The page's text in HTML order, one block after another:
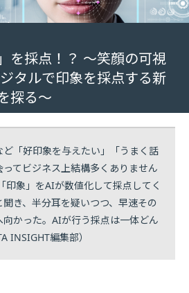
を採点！？ ～笑顔の可視
タルで印象を採点する新
探る～
「好印象を与えたい」「うまく話
てビジネス上結構多くありません
印象」をAIが数値化して採点してく
き、半分耳を疑いつつ、早速その
かった。AIが行う採点は一体どん
INSIGHT編集部）